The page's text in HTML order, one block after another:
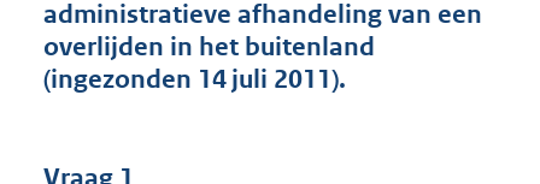
t
t
e
:
administratieve afhandeling van een
overlijden in het buitenland
(ingezonden 14 juli 2011).
Vraag 1